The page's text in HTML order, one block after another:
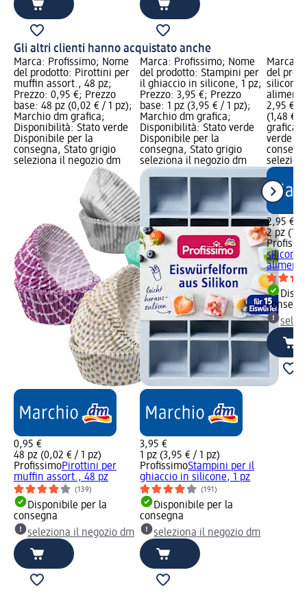
Gli altri clienti hanno acquistato anche
Marca: Profissimo; Nome
del prodotto: Pirottini per
muffin assort., 48 pz;
Prezzo: 0,95 €; Prezzo
base: 48 pz (0,02 € / 1 pz);
Marchio dm grafica;
Disponibilità: Stato verde
Disponibile per la
consegna, Stato grigio
seleziona il negozio dm
0,95 €
48 pz (0,02 € / 1 pz)
ProfissimoPirottini per
muffin assort., 48 pz
(139)
Disponibile per la
consegna
seleziona il negozio dm
Marca: Profissimo; Nome
del prodotto: Stampini per
il ghiaccio in silicone, 1 pz;
Prezzo: 3,95 €; Prezzo
base: 1 pz (3,95 € / 1 pz);
Marchio dm grafica;
Disponibilità: Stato verde
Disponibile per la
consegna, Stato grigio
seleziona il negozio dm
3,95 €
1 pz (3,95 € / 1 pz)
ProfissimoStampini per il
ghiaccio in silicone, 1 pz
(191)
Disponibile per la
consegna
seleziona il negozio dm
Marca:
del
silicone
2,95 €;
(1,48 € /
grafica;
verde
2,95 €
2 pz
silicone